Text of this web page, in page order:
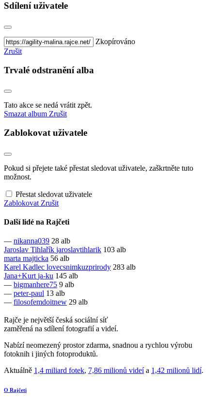
Sdílení uživatele
Zkopírováno
Zrušit
Trvalé odstranění alba
Tato akce se nedá vrátit zpět.
Smazat album Zrušit
Zablokovat uživatele
Pokud si přejete také přestat sledovat uživatele, zaškrtněte tuto
možnost.
Přestat sledovat uživatele
Zablokovat Zrušit
Další lidé na Rajčeti
— nikanna039 28 alb
Jaroslav Tihlařík jaroslavtihlarik 103 alb
marta majticka 56 alb
Karel Kadlec lovecsnimkuzprirody 283 alb
Jana+Kurt ja-ku 145 alb
— bigmanhere75 9 alb
— peter-paul 13 alb
— filosofemdoitnew 29 alb
Rajče je největší česká sociální síť
zaměřená na sdílení fotografií a videí.
Nabízí neomezený prostor zdarma, snadnou a rychlou výrobu
fotoknih i jiných fotoproduktů.
Aktuálně 1,4 miliard fotek, 7,86 milionů videía 1,42 milionů lidí.
O Rajčeti